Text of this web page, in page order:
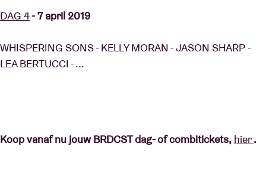
DAG 4- 7 april 2019
WHISPERING SONS - KELLY MORAN - JASON SHARP -
LEA BERTUCCI - ...
Koop vanaf nu jouw BRDCST dag- of combitickets, hier.